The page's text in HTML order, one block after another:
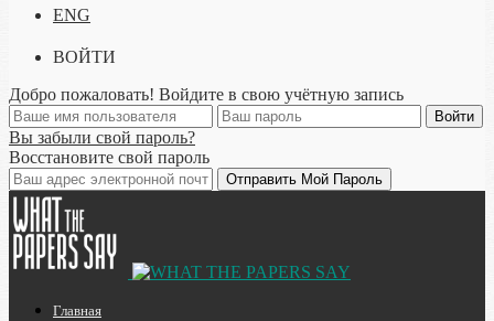
ENG
ВОЙТИ
Добро пожаловать! Войдите в свою учётную запись
Вы забыли свой пароль?
Восстановите свой пароль
Главная